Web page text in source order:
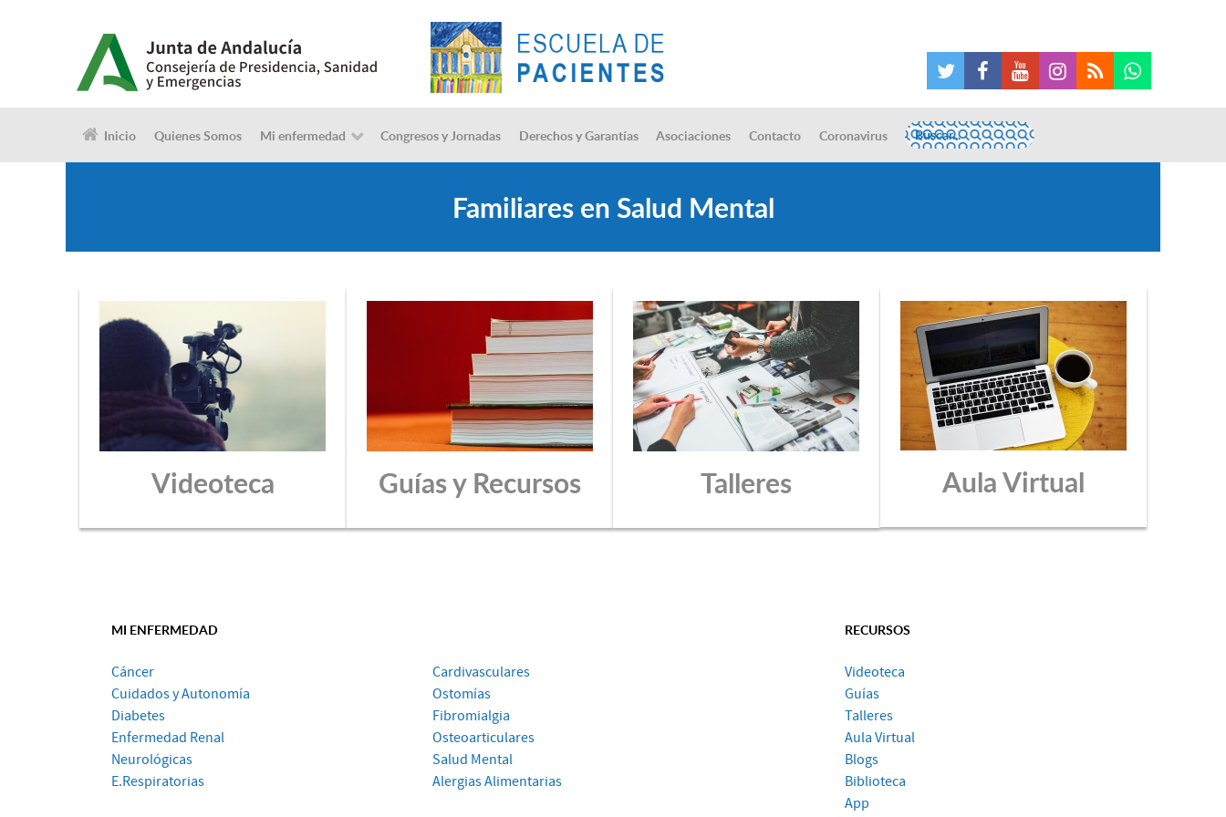
Inicio Quienes Somos Mi enfermedad Congresos y Jornadas Derechos y Garantías Asociaciones Contacto Coronavirus
Familiares en Salud Mental
Videoteca Guías y Recursos Talleres Aula Virtual
MI ENFERMEDAD
Cáncer
Cuidados y Autonomía
Diabetes
Enfermedad Renal
Neurológicas
E.Respiratorias
Cardivasculares
Ostomías
Fibromialgia
Osteoarticulares
Salud Mental
Alergias Alimentarias
RECURSOS
Videoteca
Guías
Talleres
Aula Virtual
Blogs
Biblioteca
App